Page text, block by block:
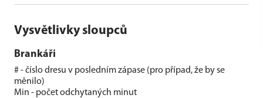
Vysvětlivky sloupců
Brankáři
# - číslo dresu v posledním zápase (pro případ, že by se
měnilo)
Min - počet odchytaných minut